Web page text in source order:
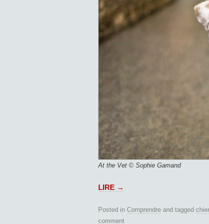
At the Vet © Sophie Gamand
LIRE →
Posted in Comprendre and tagged
comment